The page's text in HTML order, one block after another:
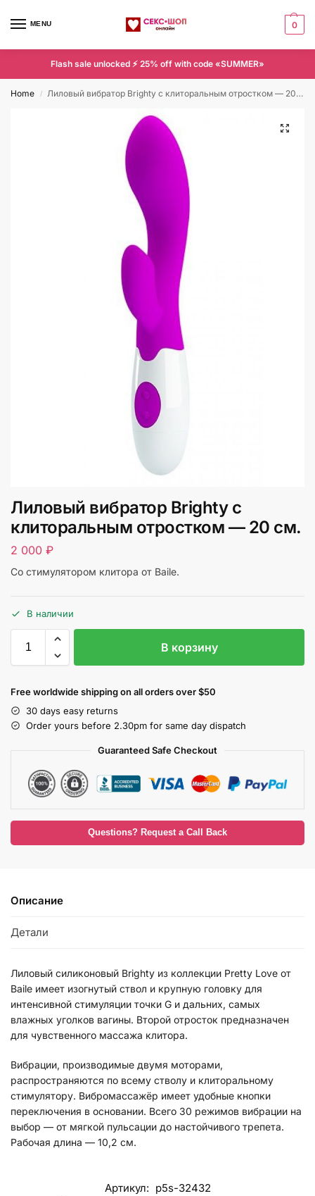
MENU 0
Flash sale unlocked ⚡ 25% off with code «SUMMER»
Home / Лиловый вибратор Brighty с клиторальным отростком — 20 см.
Лиловый вибратор Brighty с
клиторальным отростком — 20 см.
2 000 ₽
Со стимулятором клитора от Baile.
В наличии
В корзину
Free worldwide shipping on all orders over $50
30 days easy returns
Order yours before 2.30pm for same day dispatch
Guaranteed Safe Checkout
Questions? Request a Call Back
Описание
Детали
Лиловый силиконовый Brighty из коллекции Pretty Love от
Baile имеет изогнутый ствол и крупную головку для
интенсивной стимуляции точки G и дальних, самых
влажных уголков вагины. Второй отросток предназначен
для чувственного массажа клитора.
Вибрации, производимые двумя моторами,
распространяются по всему стволу и клиторальному
стимулятору. Вибромассажёр имеет удобные кнопки
переключения в основании. Всего 30 режимов вибрации на
выбор — от мягкой пульсации до настойчивого трепета.
Рабочая длина — 10,2 см.
Артикул: p5s-32432